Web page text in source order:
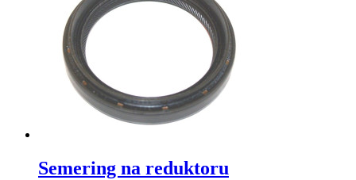
Semering na reduktoru